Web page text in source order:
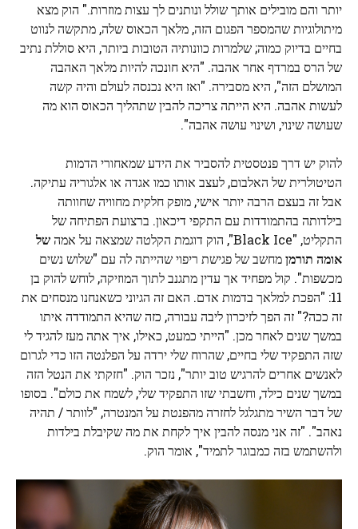
יותר והם מובילים אותך שולל ונותנים לך עצות מוזרות." הוק מצא
מיתולוגיות שהמספר הפגום הזה, מלאך הכאוס שלה, מתקשה לנווט
בחיים בדיוק כמוה; שלמרות כוונותיה הטובות ביותר, היא סוללת נתיב
של הרס במרדף אחר אהבה. "היא חונכה להיות מלאך האהבה
המושלם הזה", היא מסבירה. "ואז היא נכנסה לעולם והיה קשה
לעשות אהבה. היא הייתה צריכה להבין שתהליך הכאוס הוא מה
שעושה שינוי, ושינוי עושה אהבה".
להוק יש דרך פנטסטית להסביר את הידע שמאחורי הדמות
הטיטולרית של האלבום, לעצב אותו כמו אגדה או אלגוריה עתיקה.
אבל זה בעצם הרבה יותר אישי, מופק חלקית מחוויה שחוותה
בילדותה בהתמודדות עם התקפי דיכאון. ברצועת הפתיחה של
התקליט, "Black Ice", הוק דוגמת הקלטה שמצאה על אמה
של
אומה תורמןמחשב של פגישת ריפוי שהייתה לה עם "שלוש נשים
מכשפות". קול מפחיד אך עדין מתגנב לתוך המוזיקה, לוחש להוק בן
11: "הפכת למלאך בדמות אדם. האם זה הגיוני כשאנחנו מנסחים את
זה ככה?" זה הפך לזיכרון ליבה עבורה, כזה שהיא התמודדה איתו
במשך שנים לאחר מכן. "הייתי כמעט, כאילו, איך אתה מעז להגיד לי
שזה התפקיד שלי בחיים, שהרוח שלי ירדה על הפלנטה הזו כדי לגרום
לאנשים אחרים להרגיש טוב יותר", נזכר הוק. "חזקתי את הנטל הזה
במשך שנים כילד, וחשבתי שזו התפקיד שלי, לשמח את כולם". בסופו
של דבר השיר מתגלגל לחזרה מהפנטת על המנטרה, "לוותר / תהיה
נאהב". "זה אני מנסה להבין איך לקחת את מה שקיבלת בילדות
ולהשתמש בזה כמבוגר לתמיד", אומר הוק.